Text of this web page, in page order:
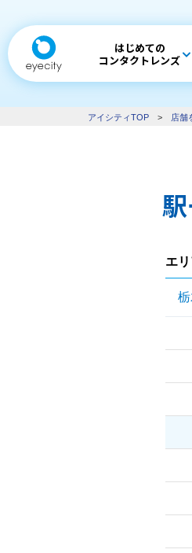
はじめての
コンタクトレンズ
アイシティTOP > 店舗
エ